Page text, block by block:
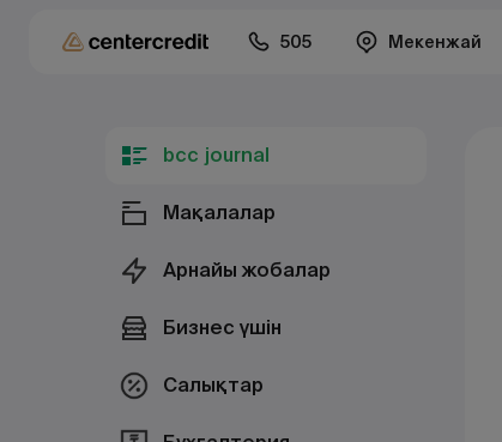
505 Мекенжай
bcc journal
Мақалалар
Арнайы жобалар
Бизнес үшін
Салықтар